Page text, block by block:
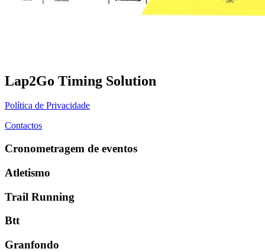
Lap2Go Timing Solution
Política de Privacidade
Contactos
Cronometragem de eventos
Atletismo
Trail Running
Btt
Granfondo